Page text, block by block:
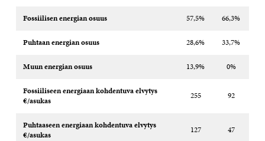
Fossiilisen energian osuus 57,5% 66,3%
Puhtaan energian osuus 28,6% 33,7%
Muun energian osuus 13,9% 0%
Fossiiliseen energiaan kohdentuva elvytys
€/asukas
255 92
Puhtaaseen energiaan kohdentuva elvytys
€/asukas
127 47